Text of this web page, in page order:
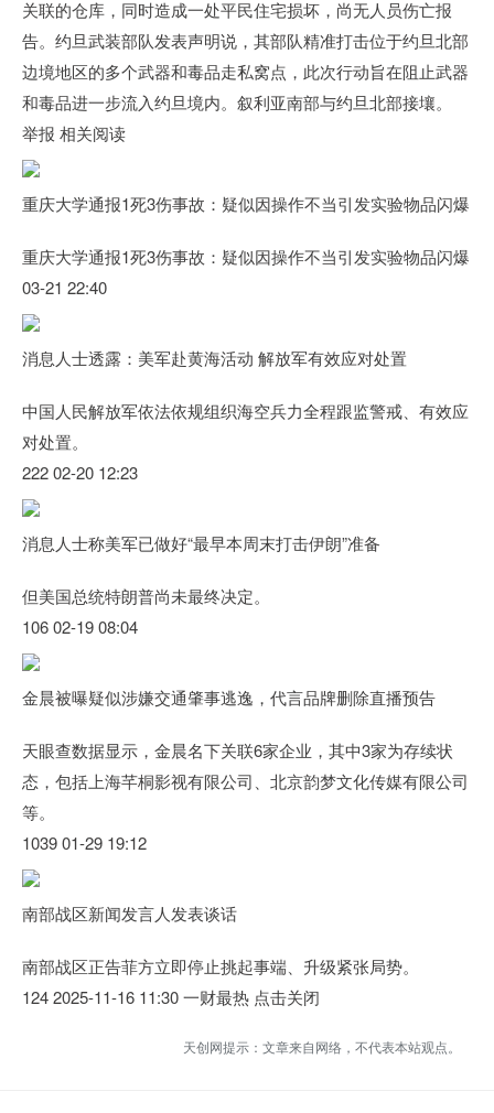
关联的仓库，同时造成一处平民住宅损坏，尚无人员伤亡报
告。约旦武装部队发表声明说，其部队精准打击位于约旦北部
边境地区的多个武器和毒品走私窝点，此次行动旨在阻止武器
和毒品进一步流入约旦境内。叙利亚南部与约旦北部接壤。
举报 相关阅读
重庆大学通报1死3伤事故：疑似因操作不当引发实验物品闪爆
重庆大学通报1死3伤事故：疑似因操作不当引发实验物品闪爆
03-21 22:40
消息人士透露：美军赴黄海活动 解放军有效应对处置
中国人民解放军依法依规组织海空兵力全程跟监警戒、有效应
对处置。
222 02-20 12:23
消息人士称美军已做好“最早本周末打击伊朗”准备
但美国总统特朗普尚未最终决定。
106 02-19 08:04
金晨被曝疑似涉嫌交通肇事逃逸，代言品牌删除直播预告
天眼查数据显示，金晨名下关联6家企业，其中3家为存续状
态，包括上海芊桐影视有限公司、北京韵梦文化传媒有限公司
等。
1039 01-29 19:12
南部战区新闻发言人发表谈话
南部战区正告菲方立即停止挑起事端、升级紧张局势。
124 2025-11-16 11:30 一财最热 点击关闭
天创网提示：文章来自网络，不代表本站观点。